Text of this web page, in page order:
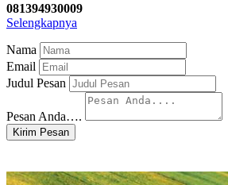
081394930009
Selengkapnya
Nama
Email
Judul Pesan
Pesan Anda….
Kirim Pesan